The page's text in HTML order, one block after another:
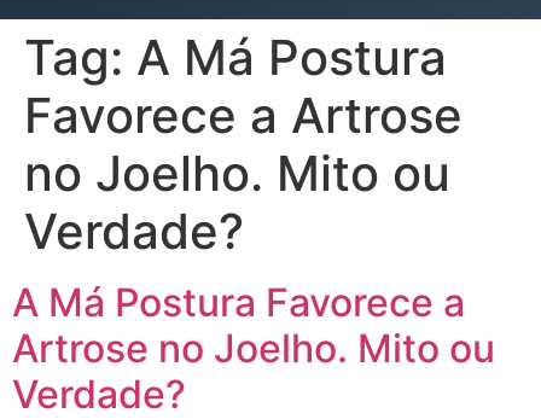
Tag: A Má Postura
Favorece a Artrose
no Joelho. Mito ou
Verdade?
A Má Postura Favorece a
Artrose no Joelho. Mito ou
Verdade?